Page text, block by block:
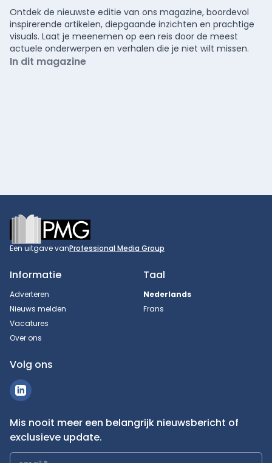
Ontdek de nieuwste editie van ons magazine, boordevol
inspirerende artikelen, diepgaande inzichten en prachtige
visuals. Laat je meenemen op een reis door de meest
actuele onderwerpen en verhalen die je niet wilt missen.
In dit magazine
Footer
Een uitgave vanProfessional Media Group
Informatie
Adverteren
Nieuws melden
Vacatures
Over ons
Taal
Nederlands
Frans
Volg ons
Mis nooit meer een belangrijk nieuwsbericht of
exclusieve update.